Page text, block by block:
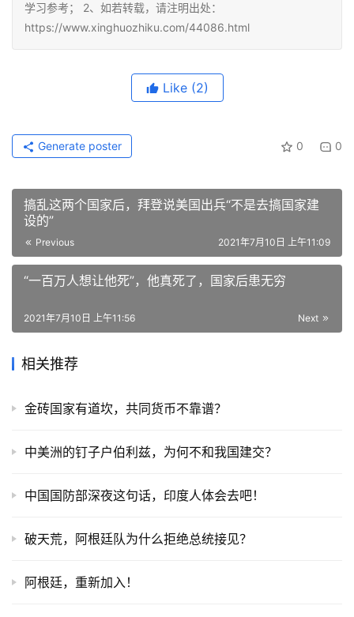
学习参考； 2、如若转载，请注明出处：
https://www.xinghuozhiku.com/44086.html
Like (2)
0 0
Generate poster
搞乱这两个国家后，拜登说美国出兵“不是去搞国家建
设的”
Previous 2021年7月10日 上午11:09
“一百万人想让他死”，他真死了，国家后患无穷
Next
2021年7月10日 上午11:56
相关推荐
金砖国家有道坎，共同货币不靠谱？
中美洲的钉子户伯利兹，为何不和我国建交？
中国国防部深夜这句话，印度人体会去吧！
破天荒，阿根廷队为什么拒绝总统接见？
阿根廷，重新加入！